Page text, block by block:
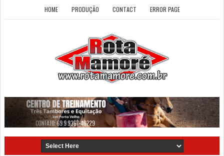
HOME PRODUÇÃO CONTACT ERROR PAGE